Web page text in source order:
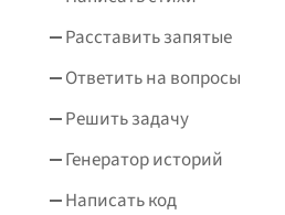
Расставить запятые
Ответить на вопросы
Решить задачу
Генератор историй
Написать код